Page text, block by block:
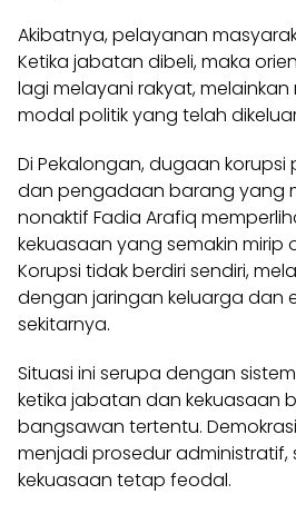
Akibatnya, pelayanan
Ketika jabatan dibeli, maka
lagi melayani rakyat,
modal politik yang telah
Di Pekalongan, dugaan
dan pengadaan barang yang
nonaktif Fadia Arafiq
kekuasaan yang semakin mirip
Korupsi tidak berdiri sendiri,
dengan jaringan keluarga dan
sekitarnya.
Situasi ini serupa dengan
ketika jabatan dan kekuasaan
bangsawan tertentu.
menjadi prosedur administratif,
kekuasaan tetap feodal.